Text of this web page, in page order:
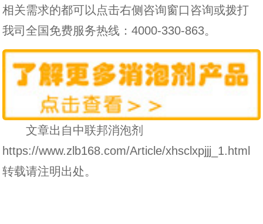
相关需求的都可以点击右侧咨询窗口咨询或拨打
我司全国免费服务热线：4000-330-863。
文章出自中联邦消泡剂
https://www.zlb168.com/Article/xhsclxpjjj_1.html
转载请注明出处。